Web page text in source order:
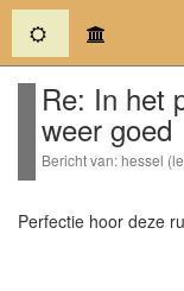
(current)
Re: In het
weer goed
Bericht van: hessel
Perfectie hoor deze